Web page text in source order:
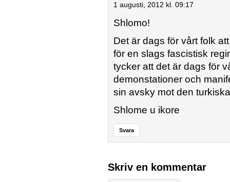
1 augusti, 2012 kl. 09:17
Shlomo!
Det är dags för vårt folk
för en slags fascistisk
tycker att det är dags för
demonstationer och
sin avsky mot den
Shlome u ikore
Svara
Skriv en kommentar